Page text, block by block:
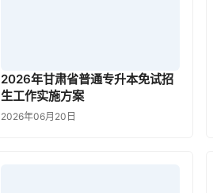
2026年甘肃省普通专升本免试招
生工作实施方案
2026年06月20日